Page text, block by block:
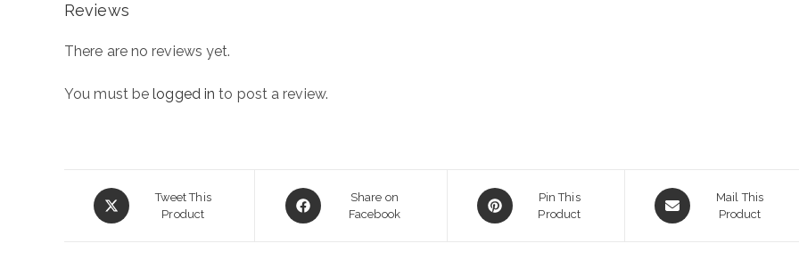
Reviews
There are no reviews yet.
You must belogged in to post a review.
Opens
in
Tweet This
Product
Opens
in
Share on
Facebook
Opens
in
Pin This
Product
Opens
in
Mail This
Product